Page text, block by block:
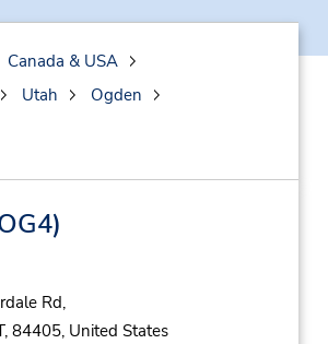
Canada & USA
Utah
Ogden
Rd,
84405, United States